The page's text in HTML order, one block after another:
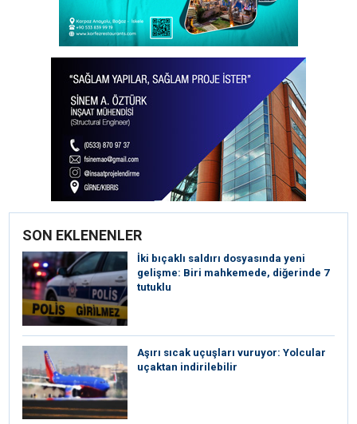
SON EKLENENLER
İki bıçaklı saldırı dosyasında yeni
gelişme: Biri mahkemede, diğerinde 7
tutuklu
Aşırı sıcak uçuşları vuruyor: Yolcular
uçaktan indirilebilir